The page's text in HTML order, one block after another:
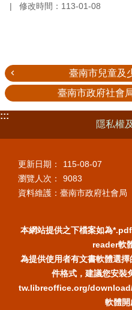
修改時間：113-01-08
臺南市兒童及
臺南市政府社會
:::
隱私權
更新日期：
115-08-07
瀏覽人次：
9083
資料維護：臺南市政府社會局
本網站提供之下檔案如為
reader軟
為提供使用者有文書軟體選
件格式，建議您安
tw.libreoffice.org/
軟體開